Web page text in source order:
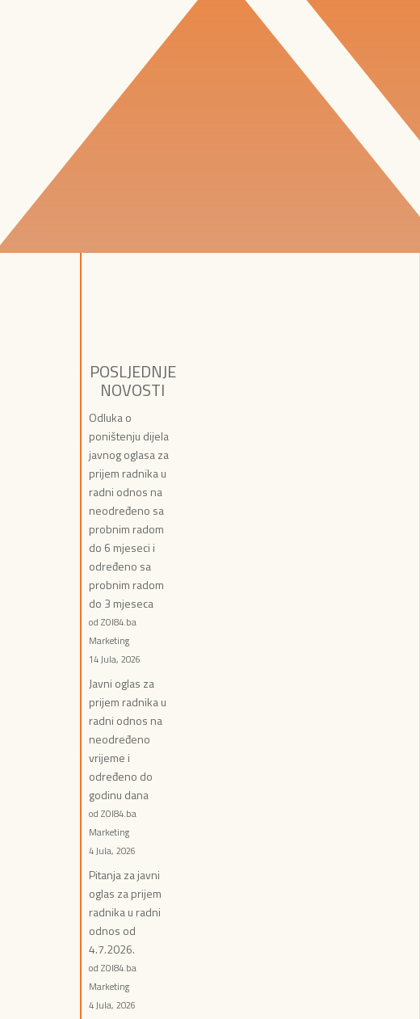
POSLJEDNJE
NOVOSTI
Odluka o
poništenju dijela
javnog oglasa za
prijem radnika u
radni odnos na
neodređeno sa
probnim radom
do 6 mjeseci i
određeno sa
probnim radom
do 3 mjeseca
od ZOI84.ba
Marketing
14 Jula, 2026
Javni oglas za
prijem radnika u
radni odnos na
neodređeno
vrijeme i
određeno do
godinu dana
od ZOI84.ba
Marketing
4 Jula, 2026
Pitanja za javni
oglas za prijem
radnika u radni
odnos od
4.7.2026.
od ZOI84.ba
Marketing
4 Jula, 2026